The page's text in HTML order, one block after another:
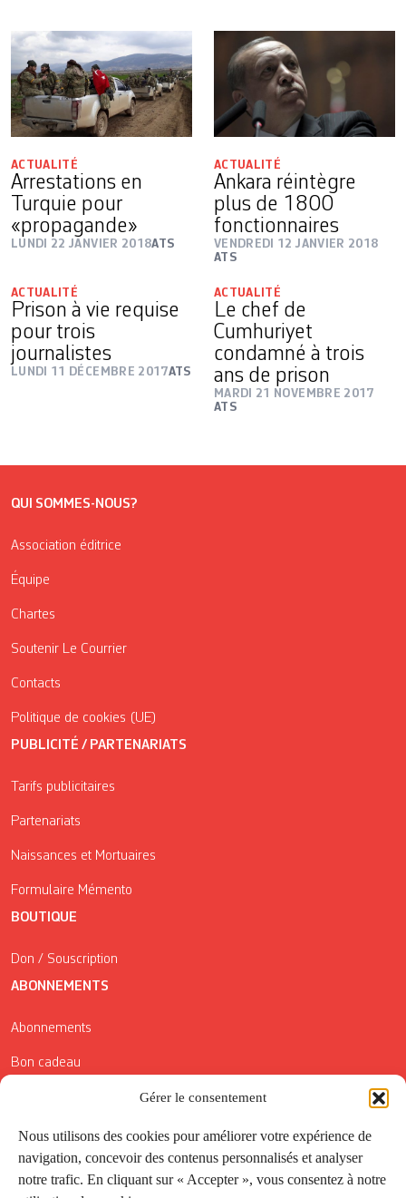
Gérer le consentement
Nous utilisons des cookies pour améliorer votre expérience de
navigation, concevoir des contenus personnalisés et analyser
notre trafic. En cliquant sur « Accepter », vous consentez à notre
ACTUALITÉ
Arrestations en
Turquie pour
«propagande»
LUNDI 22 JANVIER 2018ATS
ACTUALITÉ
Ankara réintègre
plus de 1800
fonctionnaires
VENDREDI 12 JANVIER 2018
ATS
ACTUALITÉ
Prison à vie requise
pour trois
journalistes
LUNDI 11 DÉCEMBRE 2017ATS
ACTUALITÉ
Le chef de
Cumhuriyet
condamné à trois
ans de prison
MARDI 21 NOVEMBRE 2017
ATS
QUI SOMMES-NOUS?
Association éditrice
Équipe
Chartes
Soutenir Le Courrier
Contacts
Politique de cookies (UE)
PUBLICITÉ / PARTENARIATS
Tarifs publicitaires
Partenariats
Naissances et Mortuaires
Formulaire Mémento
BOUTIQUE
Don / Souscription
ABONNEMENTS
Abonnements
Bon cadeau
Conditions générales de vente
Réductions de la Carte Côté Courrier
Application